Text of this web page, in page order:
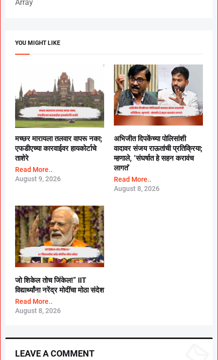
Array
YOU MIGHT LIKE
मच्छर मारायला तलवार वापरू नका;
एफडीएच्या कारवाईवर हायकोर्टाचे
ताशेरे
Read More..
August 9, 2026
अभिजीत दिपकेंच्या पोलिसांशी
वादावर संजय राऊतांची प्रतिक्रिया;
म्हणाले, ‘संघर्षात हे सहन करावंच
लागतं’
Read More..
August 8, 2026
जो शिकेल तोच जिंकेल!” IIT
विद्यार्थ्यांना नरेंद्र मोदींचा मोठा संदेश
Read More..
August 8, 2026
LEAVE A COMMENT